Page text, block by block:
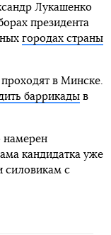
Лукашенко
президента
городах страны
в Минске.
баррикадыв
намерен
кандидатка уже
силовикам с